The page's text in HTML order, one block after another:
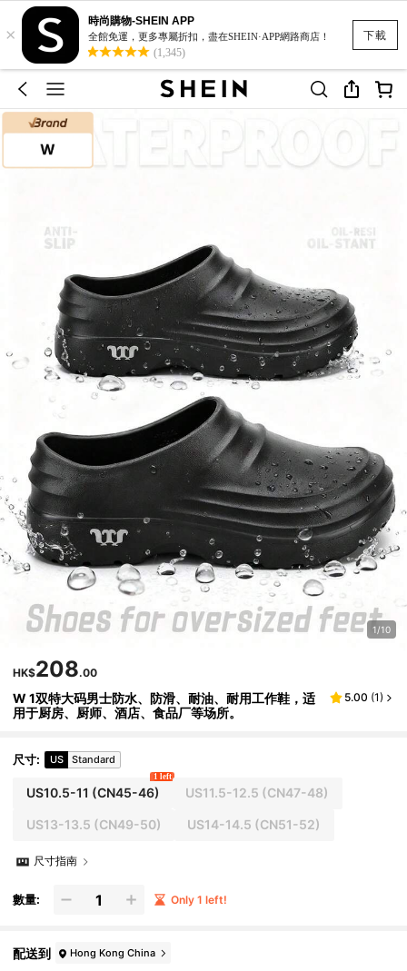
下載
×
時尚購物-SHEIN APP
全館免運，更多專屬折扣，盡在SHEIN·APP網路商店！
(1,345)
1/10
HK$208.00
W 1双特大码男士防水、防滑、耐油、耐用工作鞋，适
用于厨房、厨师、酒店、食品厂等场所。
5.00 (1)
尺寸: US Standard
US10.5-11 (CN45-46)
1 left
US11.5-12.5 (CN47-48)
US13-13.5 (CN49-50) US14-14.5 (CN51-52)
尺寸指南
數量: Only 1 left!
配送到 Hong Kong China